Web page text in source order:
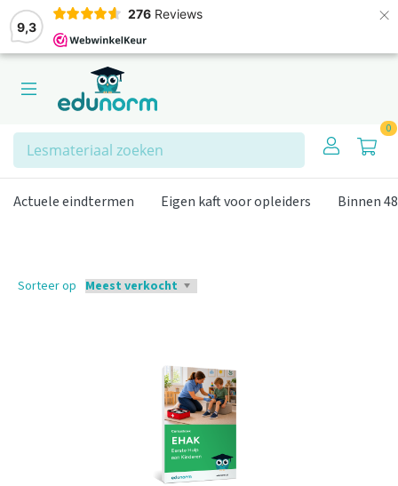
9,3
276 Reviews ×
Zoeken 0
Eigen kaft voor opleiders Binnen 48 uur verzonden
Sorteer op